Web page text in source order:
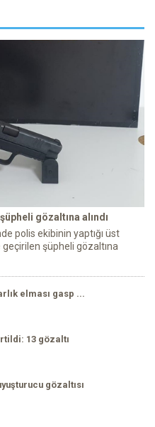
gözaltına alındı
polis ekibinin yaptığı üst
şüpheli gözaltına
elması gasp ...
13 gözaltı
gözaltısı